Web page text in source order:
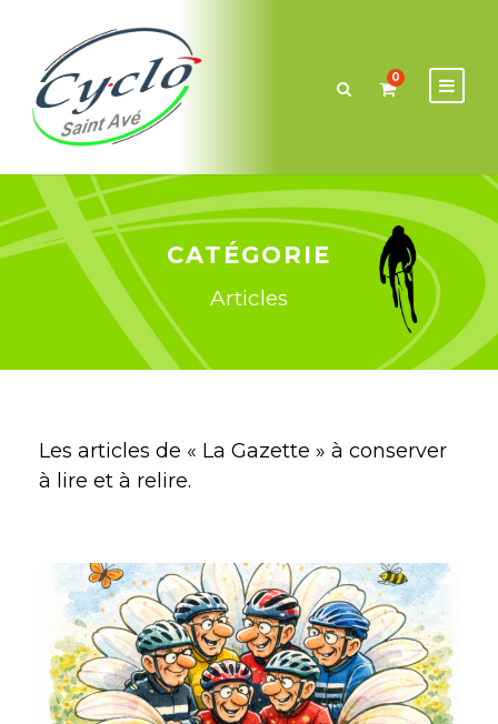
0
CATÉGORIE
Articles
Les articles de « La Gazette » à conserver
à lire et à relire.